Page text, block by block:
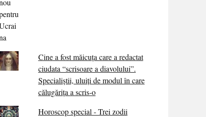
Cine a fost măicuţa care a redactat
ciudata “scrisoare a diavolului”.
Specialiştii, uluiţi de modul în care
călugărița a scris-o
Horoscop special - Trei zodii